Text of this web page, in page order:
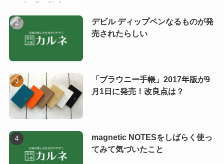
デビル ディップペンなるものが発
売されたらしい
「ブラウニー手帳」2017年版が9
月1日に発売！改良点は？
magnetic NOTESをしばらく使っ
てみて気づいたこと